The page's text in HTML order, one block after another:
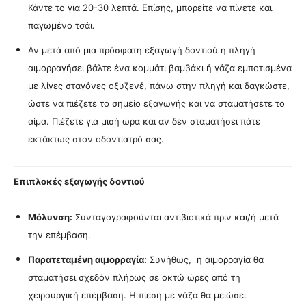
Κάντε το για 20-30 λεπτά. Επίσης, μπορείτε να πίνετε και
παγωμένο τσάι.
Αν μετά από μια πρόσφατη εξαγωγή δοντιού η πληγή
αιμορραγήσει βάλτε ένα κομμάτι βαμβάκι ή γάζα εμποτισμένα
με λίγες σταγόνες οξυζενέ, πάνω στην πληγή και δαγκώστε,
ώστε να πιέζετε το σημείο εξαγωγής και να σταματήσετε το
αίμα. Πιέζετε για μισή ώρα και αν δεν σταματήσει πάτε
εκτάκτως στον οδοντίατρό σας.
Επιπλοκές εξαγωγής δοντιού
Μόλυνση: Συνταγογραφούνται αντιβιοτικά πριν και/ή μετά
την επέμβαση.
Παρατεταμένη αιμορραγία: Συνήθως, η αιμορραγία θα
σταματήσει σχεδόν πλήρως σε οκτώ ώρες από τη
χειρουργική επέμβαση. Η πίεση με γάζα θα μειώσει